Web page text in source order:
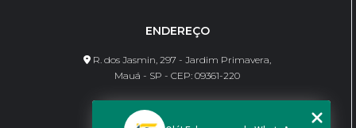
ENDEREÇO
R. dos Jasmin, 297 - Jardim Primavera,
Mauá - SP - CEP: 09361-220
CONTATO